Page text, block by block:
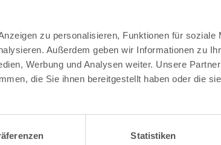
zu personalisieren, Funktionen für soziale
Außerdem geben wir Informationen zu
Werbung und Analysen weiter. Unsere
die Sie ihnen bereitgestellt haben oder die
Statistiken